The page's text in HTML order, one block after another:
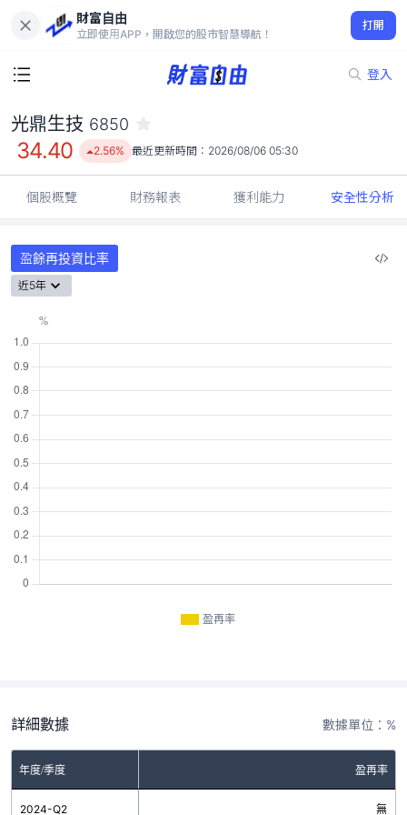
財富自由
立即使用APP，開啟您的股市智慧導航！
打開
登入
34.40
2.56%
光鼎生技 6850
34.40 2.56% 最近更新時間： 2026/08/06 05:30
個股概覽 財務報表 獲利能力 安全性分析
盈餘再投資比率
近5年
盈再率
詳細數據 數據單位：%
年度/季度 盈再率
2024-Q2 無